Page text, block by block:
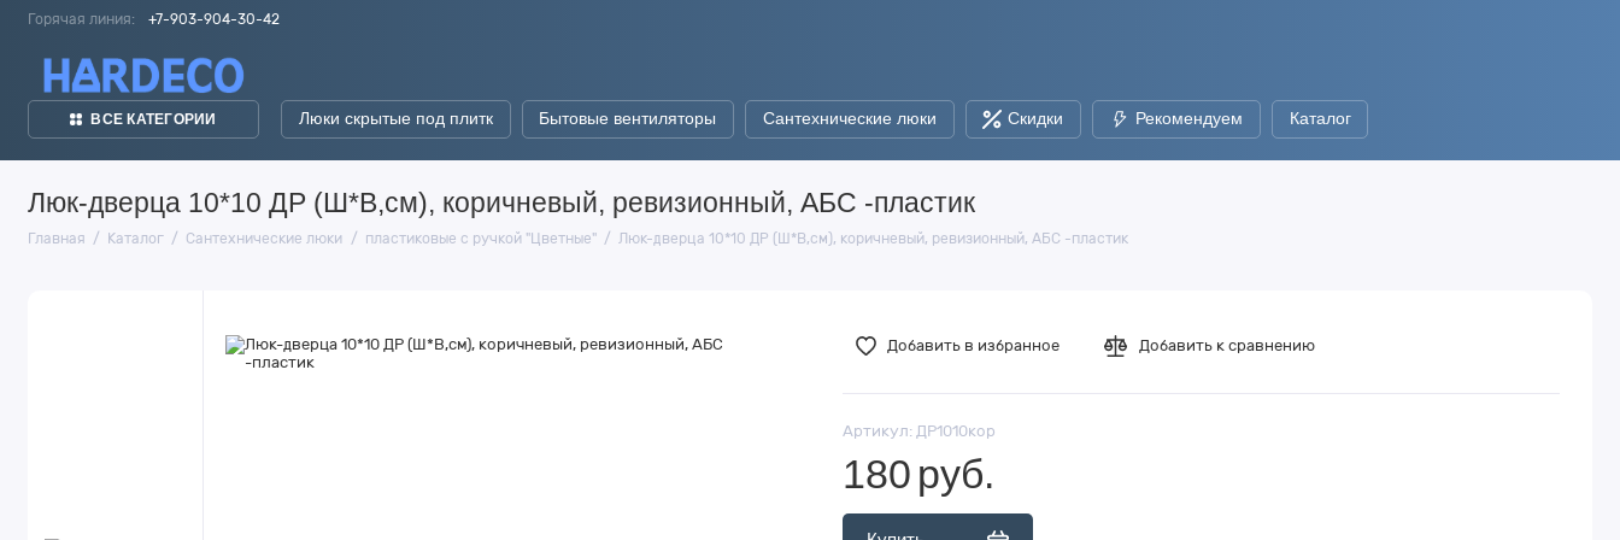
Горячая линия: +7-903-904-30-42
ВСЕ КАТЕГОРИИ Люки скрытые под плитк Бытовые вентиляторы Сантехнические люки Скидки Рекомендуем Каталог
Люк-дверца 10*10 ДР (Ш*В,см), коричневый, ревизионный, АБС -пластик
Главная Каталог Сантехнические люки пластиковые с ручкой "Цветные" Люк-дверца 10*10 ДР (Ш*В,см), коричневый, ревизионный, АБС -пластик
Добавить в избранное Добавить к сравнению
Артикул:ДР1010кор
180 руб.